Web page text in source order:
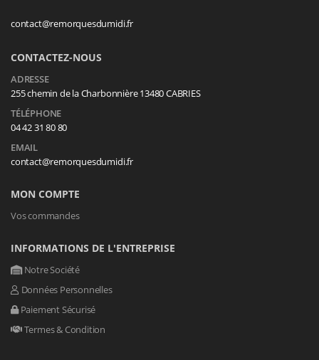
contact@remorquesdumidi.fr
CONTACTEZ-NOUS
ADRESSE
255 chemin de la Charbonnière 13480 CABRIES
TÉLÉPHONE
04 42 31 80 80
EMAIL
contact@remorquesdumidi.fr
MON COMPTE
Vos commandes
INFORMATIONS DE L'ENTREPRISE
Notre Société
Données Personnelles
Paiement Sécurisé
Termes & Condition